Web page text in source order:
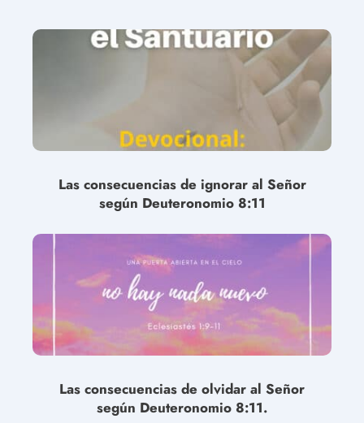
Las consecuencias de ignorar al Señor
según Deuteronomio 8:11
Las consecuencias de olvidar al Señor
según Deuteronomio 8:11.